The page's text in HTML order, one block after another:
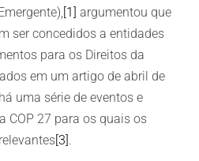
[1]
argumentou que
ser concedidos a entidades
para os Direitos da
em um artigo de abril de
uma série de eventos e
COP 27 para os quais os
[3] .